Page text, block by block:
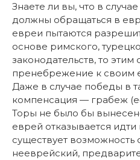
Знаете ли вы, что в
должны обращаться в
евреи пытаются
основе римского,
законодательств, то
пренебрежение к своим
Даже в случае победы в
компенсация — грабеж
Торы не было бы
еврей отказывается
существует возможность
нееврейский,